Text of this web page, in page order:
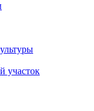
участок